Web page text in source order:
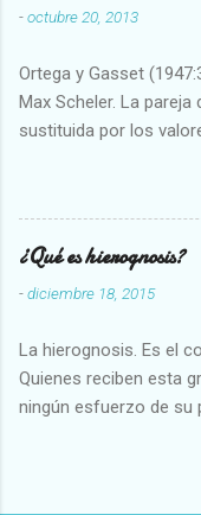
-octubre 20, 2013
Ortega y Gasset
Max Scheler. La pareja
sustituida por los
Abundante-
Vulgar Enérgico-Inerte
Intelectuales
Evidente-
malvado Justo-Injusto
Armonioso-
¿Qué es hierognosis?
-diciembre 18, 2015
La hierognosis. Es el
Quienes reciben esta
ningún esfuerzo de su